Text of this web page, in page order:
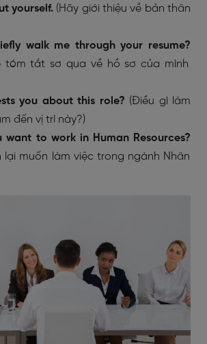
yourself. (Hãy giới thiệu về bản thân
walk me through your resume?
tóm tắt sơ qua về hồ sơ của mình
you about this role? (Điều gì làm
đến vị trí này?)
want to work in Human Resources?
lại muốn làm việc trong ngành Nhân